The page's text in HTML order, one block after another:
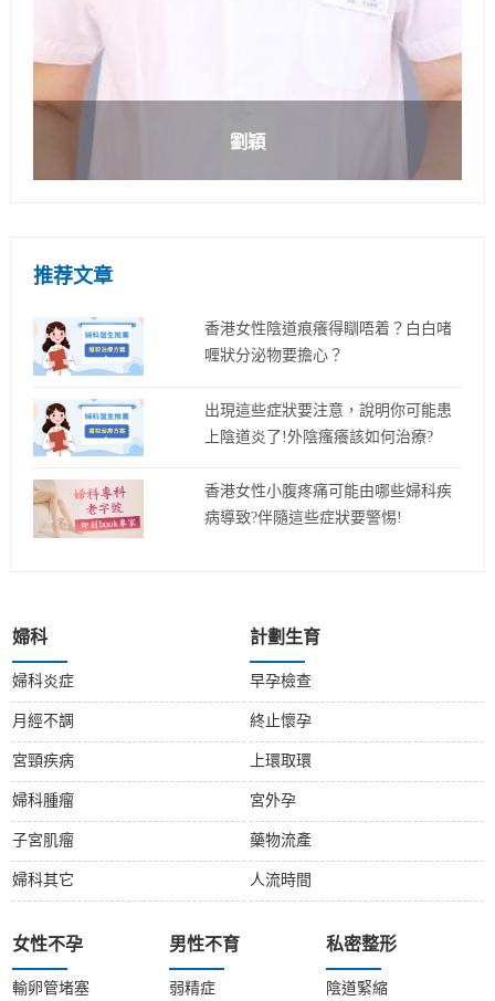
劉穎
推荐文章
香港女性陰道痕癢得瞓唔着？白白啫
喱狀分泌物要擔心？
出現這些症狀要注意，說明你可能患
上陰道炎了!外陰瘙癢該如何治療?
香港女性小腹疼痛可能由哪些婦科疾
病導致?伴隨這些症狀要警惕!
婦科
婦科炎症
月經不調
宮頸疾病
婦科腫瘤
子宮肌瘤
婦科其它
計劃生育
早孕檢查
終止懷孕
上環取環
宮外孕
藥物流產
人流時間
女性不孕
輸卵管堵塞
男性不育
弱精症
私密整形
陰道緊縮